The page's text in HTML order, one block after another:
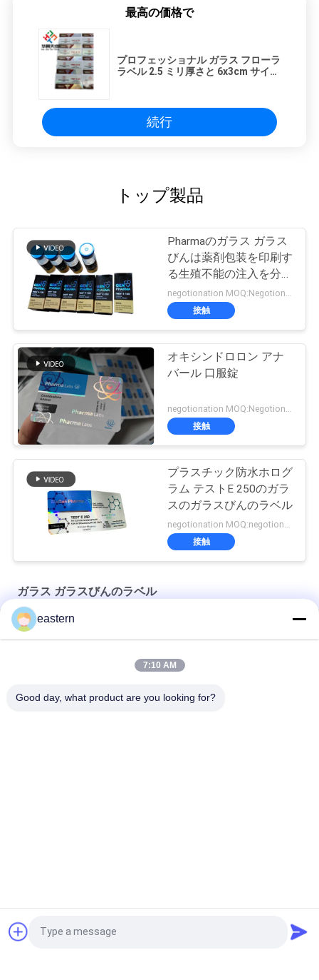
最高の価格で
プロフェッショナル ガラス フローラ
ラベル 2.5 ミリ厚さと 6x3cm サイズ
続行
トップ製品
Pharmaのガラス ガラス
びんは薬剤包装を印刷す
る生殖不能の注入を分類
します
negotionation MOQ:Negotionation
接触
オキシンドロロン アナ
バール 口服錠
negotionation MOQ:Negotionation
接触
プラスチック防水ホログ
ラム テストE 250のガラ
スのガラスびんのラベル
negotionation MOQ:negotionation
接触
ガラス ガラスびんのラベル
ソマトロピン HG 176-191 2mlx10 ラベル付きガラスバイアル
フルセットのPaer Instrutionが付いているトレンアセテートバ
レーザー PET 10ml テスト エナント酸ガラス バイアル ラベル
薬剤包装箱
eastern
7:10 AM
Good day, what product are you looking for?